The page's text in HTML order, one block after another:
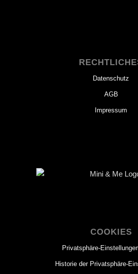
Datenschutz
AGB
Impressum
COOKIES
Privatsphäre-
Historie der Privatsphäre-